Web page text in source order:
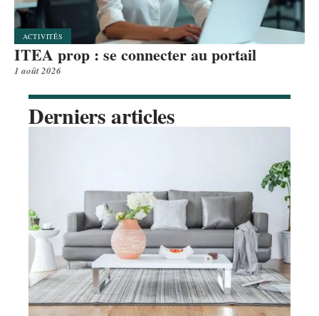
ACTIVITÉS
ITEA prop : se connecter au portail
1 août 2026
Derniers articles